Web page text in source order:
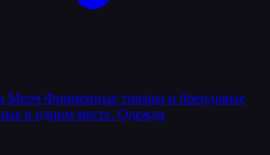
Мерч Фирменные товары и брендовые
в одном месте. Одежда